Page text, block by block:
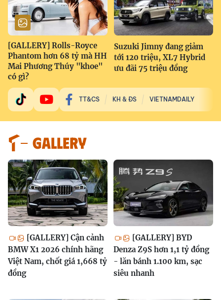
[GALLERY] Rolls-Royce
Phantom hơn 68 tỷ mà HH
Mai Phương Thúy "khoe"
có gì?
Suzuki Jimny đang giảm
tới 120 triệu, XL7 Hybrid
ưu đãi 75 triệu đồng
TT&CS KH & ĐS VIETNAMDAILY
GALLERY
[GALLERY] Cận cảnh
BMW X1 2026 chính hãng
Việt Nam, chốt giá 1,668 tỷ
đồng
[GALLERY] BYD
Denza Z9S hơn 1,1 tỷ đồng
- lăn bánh 1.100 km, sạc
siêu nhanh